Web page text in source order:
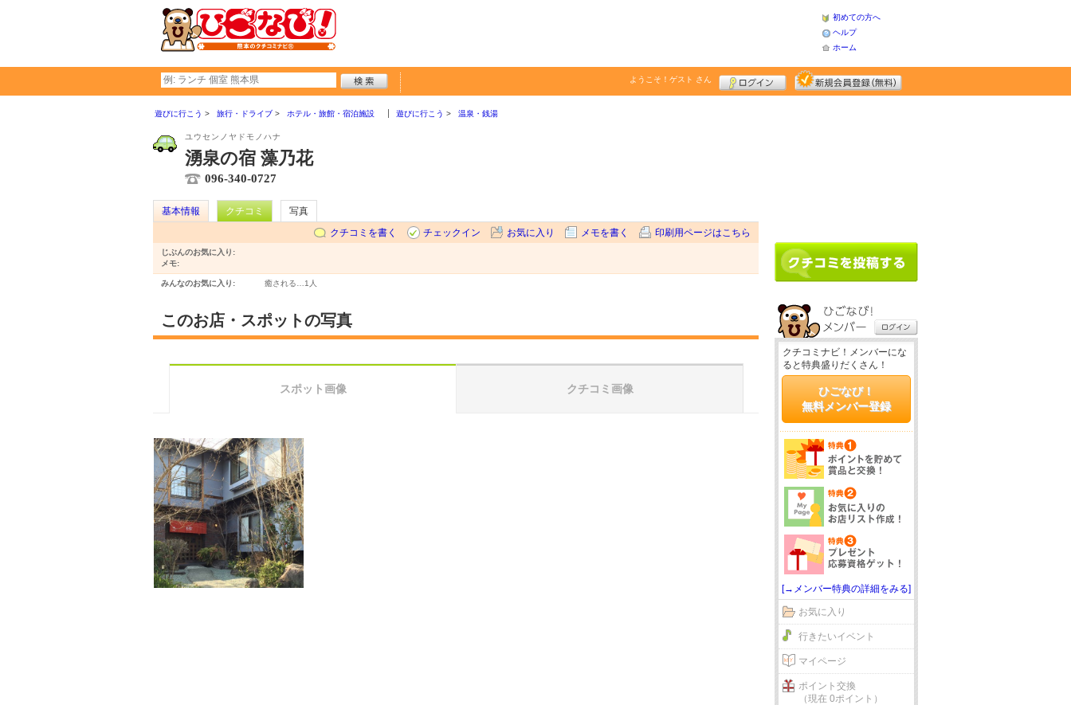
初めての方へ
ヘルプ
ホーム
ようこそ！ ゲスト さん
遊びに行こう 旅行・ドライブ ホテル・旅館・宿泊施設 遊びに行こう 温泉・銭湯
ユウセンノヤドモノハナ
湧泉の宿 藻乃花
096-340-0727
基本情報 クチコミ
写真
クチコミを書く
チェックイン お気に入り メモを書く 印刷用ページはこちら
じぶんのお気に入り:
メモ:
みんなのお気に入り: 癒される… 1人
このお店・スポットの写真
スポット画像 クチコミ画像
クチコミナビ！メンバーにな
ると特典盛りだくさん！
ひごなび！
無料メンバー登録
[→メンバー特典の詳細をみる]
お気に入り
行きたいイベント
マイページ
ポイント交換
（現在 0ポイント）